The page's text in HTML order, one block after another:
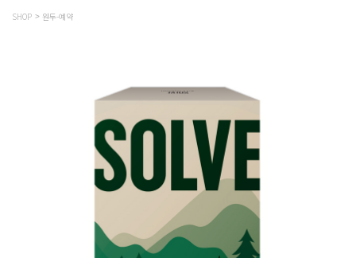
SHOP 원두-예약